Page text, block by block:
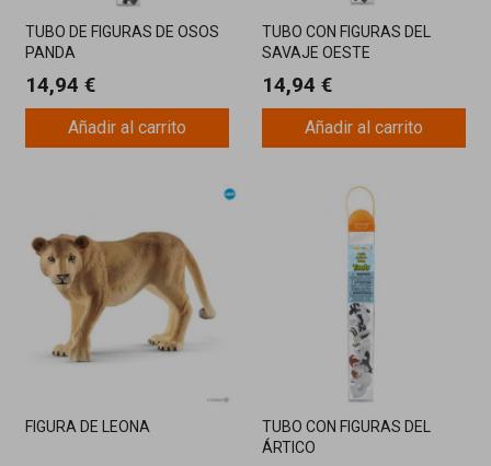
TUBO DE FIGURAS DE OSOS
PANDA
14,94 €
Añadir al carrito
TUBO CON FIGURAS DEL
SAVAJE OESTE
14,94 €
Añadir al carrito
FIGURA DE LEONA
TUBO CON FIGURAS DEL
ÁRTICO